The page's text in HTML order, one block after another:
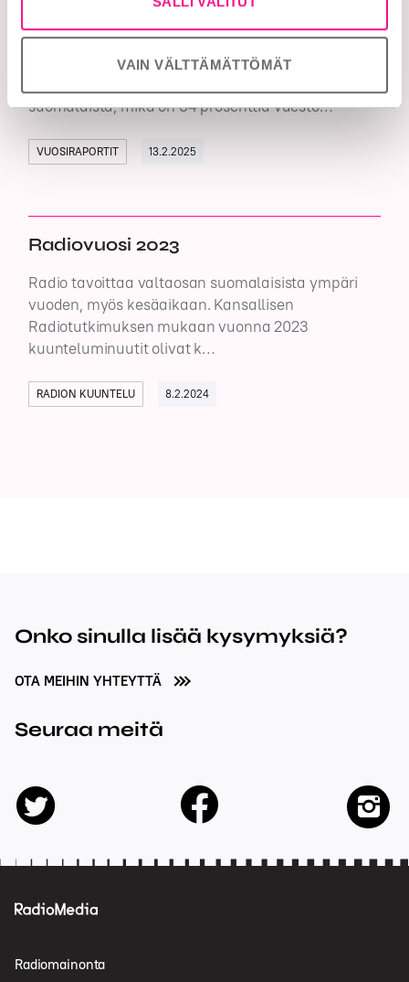
VAIN VÄLTTÄMÄTTÖMÄT
Radiovuosi 2024
Radiolla on merkittävä rooli suomalaisten arjessa.
suomalaista, mikä on 84 prosenttia väestö…
VUOSIRAPORTIT 13.2.2025
Radiovuosi 2023
Radio tavoittaa valtaosan suomalaisista ympäri
vuoden, myös kesäaikaan. Kansallisen
Radiotutkimuksen mukaan vuonna 2023
kuunteluminuutit olivat k…
RADION KUUNTELU 8.2.2024
Onko sinulla lisää kysymyksiä?
OTA MEIHIN YHTEYTTÄ
Seuraa meitä
twitter facebook
Radiomainonta